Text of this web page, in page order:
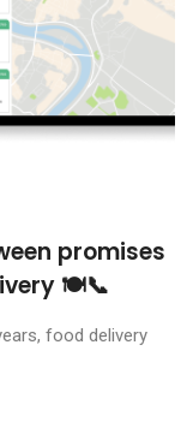
promises
🍽️📞
food delivery